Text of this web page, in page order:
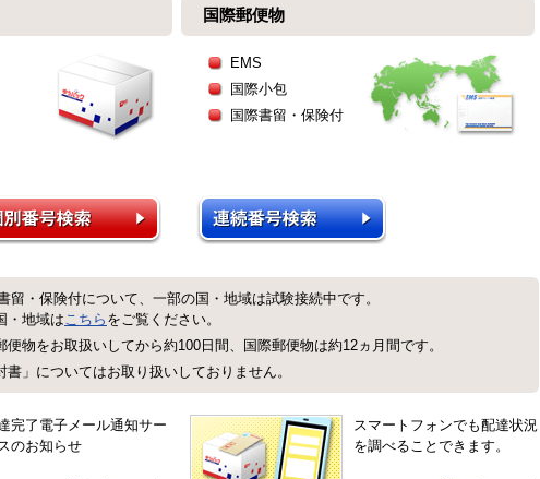
国際郵便物
EMS
国際小包
国際書留・保険付
留・保険付について、一部の国・地域は試験接続中です。
・地域はこちら をご覧ください。
物をお取扱いしてから約100日間、国際郵便物は約12ヵ月間です。
」についてはお取り扱いしておりません。
完了電子メール通知サー
のお知らせ
スマートフォンでも配達状況
を調べることできます。